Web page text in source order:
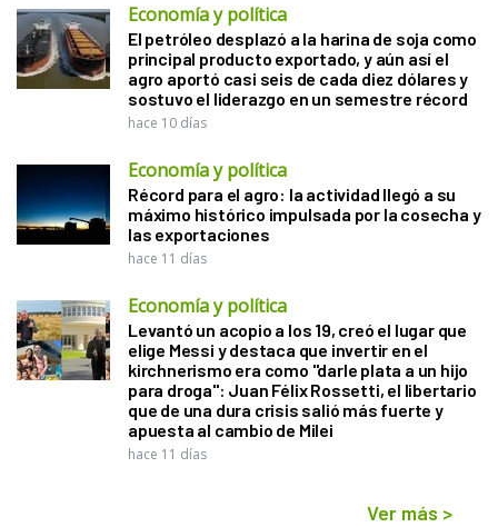
Economía y política
El petróleo desplazó a la harina de soja como
principal producto exportado, y aún así el
agro aportó casi seis de cada diez dólares y
sostuvo el liderazgo en un semestre récord
hace 10 días
Economía y política
Récord para el agro: la actividad llegó a su
máximo histórico impulsada por la cosecha y
las exportaciones
hace 11 días
Economía y política
Levantó un acopio a los 19, creó el lugar que
elige Messi y destaca que invertir en el
kirchnerismo era como "darle plata a un hijo
para droga": Juan Félix Rossetti, el libertario
que de una dura crisis salió más fuerte y
apuesta al cambio de Milei
hace 11 días
Ver más >